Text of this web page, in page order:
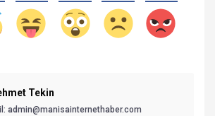
Tekin
admin@manisainternethaber.com